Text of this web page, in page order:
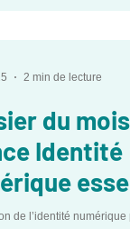
du
Identité
de l’identité
2 min de lecture